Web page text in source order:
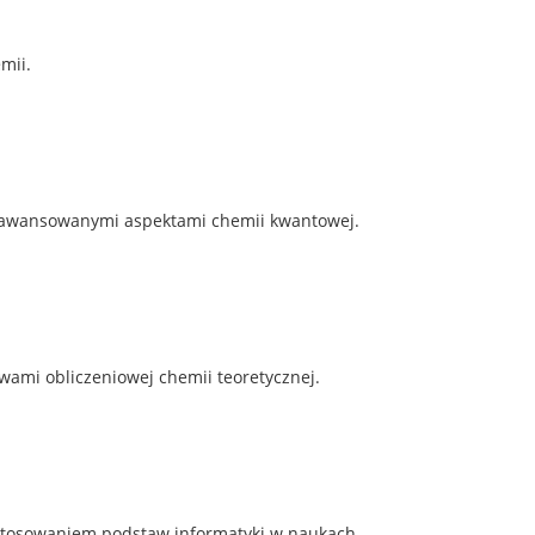
aspektami chemii kwantowej.
obliczeniowej chemii teoretycznej.